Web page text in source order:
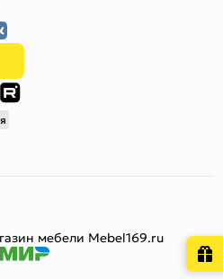
мебели Mebel169.ru